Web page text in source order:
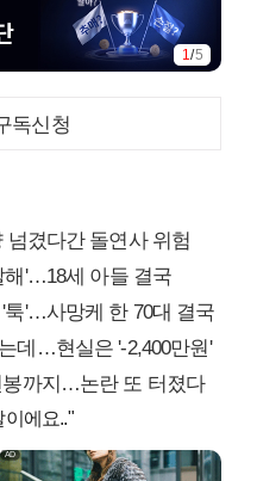
2/5
독신청
겼다간 돌연사 위험
해'…18세 아들 결국
툭'…사망케 한 70대 결국
데…현실은 '-2,400만원'
봉까지…논란 또 터졌다
이에요.."